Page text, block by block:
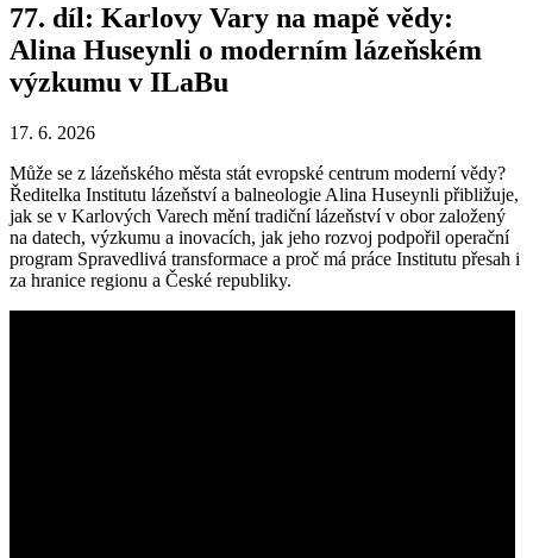
77. díl: Karlovy Vary na mapě vědy:
Alina Huseynli o moderním lázeňském
výzkumu v ILaBu
17. 6. 2026
Může se z lázeňského města stát evropské centrum moderní vědy?
Ředitelka Institutu lázeňství a balneologie Alina Huseynli přibližuje,
jak se v Karlových Varech mění tradiční lázeňství v obor založený
na datech, výzkumu a inovacích, jak jeho rozvoj podpořil operační
program Spravedlivá transformace a proč má práce Institutu přesah i
za hranice regionu a České republiky.